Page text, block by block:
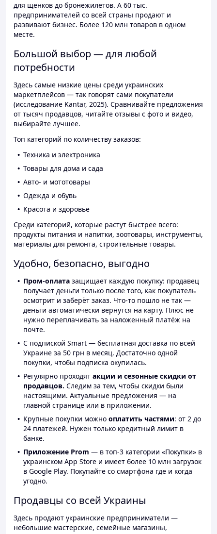
для щенков до бронежилетов. А 60 тыс.
предпринимателей со всей страны продают и
развивают бизнес. Более 120 млн товаров в одном
месте.
Большой выбор — для любой
потребности
Здесь самые низкие цены среди украинских
маркетплейсов — так говорят сами покупатели
(исследование Kantar, 2025). Сравнивайте предложения
от тысяч продавцов, читайте отзывы с фото и видео,
выбирайте лучшее.
Топ категорий по количеству заказов:
Техника и электроника
Товары для дома и сада
Авто- и мототовары
Одежда и обувь
Красота и здоровье
Среди категорий, которые растут быстрее всего:
продукты питания и напитки, зоотовары, инструменты,
материалы для ремонта, строительные товары.
Удобно, безопасно, выгодно
Пром-оплата защищает каждую покупку: продавец
получает деньги только после того, как покупатель
осмотрит и заберёт заказ. Что-то пошло не так —
деньги автоматически вернутся на карту. Плюс не
нужно переплачивать за наложенный платёж на
почте.
С подпиской Smart — бесплатная доставка по всей
Украине за 50 грн в месяц. Достаточно одной
покупки, чтобы подписка окупилась.
Регулярно проходят акции и сезонные скидки от
продавцов. Следим за тем, чтобы скидки были
настоящими. Актуальные предложения — на
главной странице или в приложении.
Крупные покупки можно оплатить частями: от 2 до
24 платежей. Нужен только кредитный лимит в
банке.
Приложение Prom — в топ-3 категории «Покупки» в
украинском App Store и имеет более 10 млн загрузок
в Google Play. Покупайте со смартфона где и когда
угодно.
Продавцы со всей Украины
Здесь продают украинские предприниматели —
небольшие мастерские, семейные магазины,